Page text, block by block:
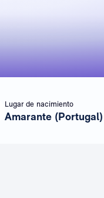
Lugar de nacimiento
Amarante (Portugal)